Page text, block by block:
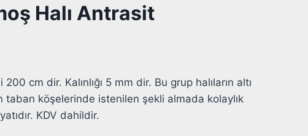
Halı Antrasit
200 cm dir. Kalınlığı 5 mm dir. Bu grup halıların altı
taban köşelerinde istenilen şekli almada kolaylık
KDV dahildir.